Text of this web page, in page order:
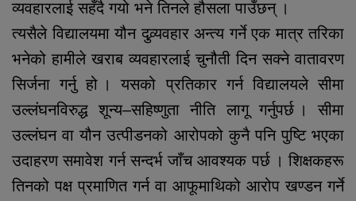
व्यवहारलाई सहँदै गयो भने तिनले हौसला पाउँछन् ।
त्यसैले विद्यालयमा यौन दुव्र्यवहार अन्त्य गर्ने एक मात्र तरिका
भनेको हामीले खराब व्यवहारलाई चुनौती दिन सक्ने वातावरण
सिर्जना गर्नु हो । यसको प्रतिकार गर्न विद्यालयले सीमा
उल्लंघनविरुद्ध शून्य–सहिष्णुता नीति लागू गर्नुपर्छ । सीमा
उल्लंघन वा यौन उत्पीडनको आरोपको कुनै पनि पुष्टि भएका
उदाहरण समावेश गर्न सन्दर्भ जाँच आवश्यक पर्छ । शिक्षकहरू
तिनको पक्ष प्रमाणित गर्न वा आफूमाथिको आरोप खण्डन गर्ने